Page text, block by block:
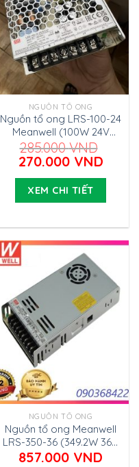
NGUỒN TỔ ONG
Nguồn tổ ong LRS-100-24
Meanwell (100W 24V
4.5A)
285.000VND
Giá
gốc
là:
285.000 VND.
270.000 VNDGiá
hiện
là:
XEM CHI TIẾT
NGUỒN TỔ ONG
Nguồn tổ ong Meanwell
LRS-350-36 (349.2W 36V
9.7A)
857.000 VND